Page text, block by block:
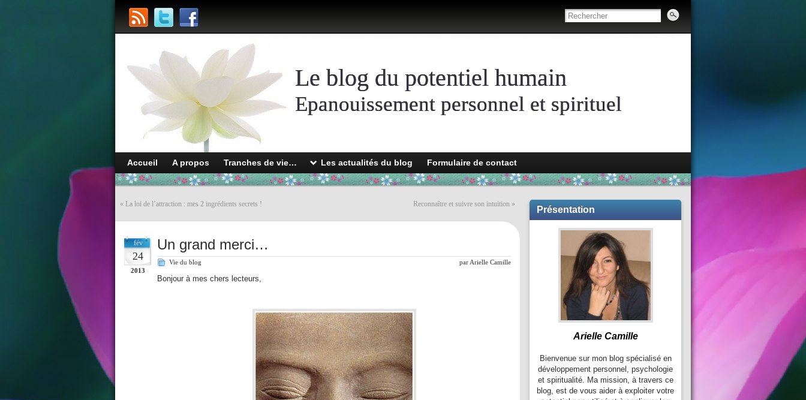
Le blog du potentiel humain
Epanouissement personnel et spirituel
Accueil A propos Tranches de vie… Les actualités du blog Formulaire de contact
« La loi de l’attraction : mes 2 ingrédients secrets ! Reconnaître et suivre son intuition »
fév
24
2013
Un grand merci…
Vie du blog par Arielle Camille
Bonjour à mes chers lecteurs,
Présentation
Arielle Camille
Bienvenue sur mon blog spécialisé en
développement personnel, psychologie
et spiritualité. Ma mission, à travers ce
blog, est de vous aider à exploiter votre